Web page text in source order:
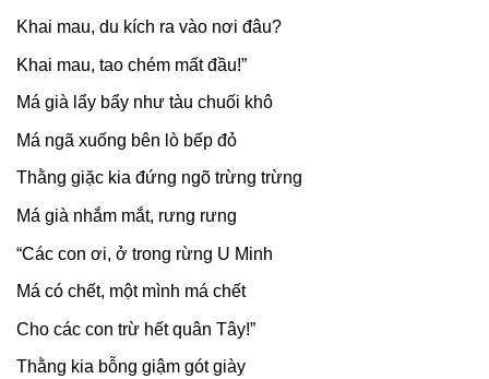
Khai mau, du kích ra vào nơi đâu?
Khai mau, tao chém mất đầu!”
Má già lẩy bẩy như tàu chuối khô
Má ngã xuống bên lò bếp đỏ
Thằng giặc kia đứng ngõ trừng trừng
Má già nhắm mắt, rưng rưng
“Các con ơi, ở trong rừng U Minh
Má có chết, một mình má chết
Cho các con trừ hết quân Tây!”
Thằng kia bỗng giậm gót giày